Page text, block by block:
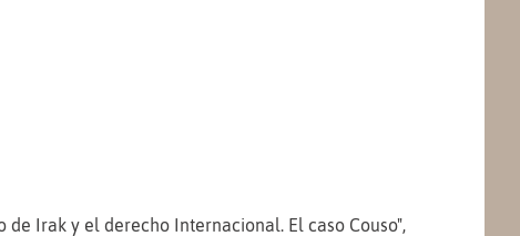
Irak y el derecho Internacional. El caso Couso",